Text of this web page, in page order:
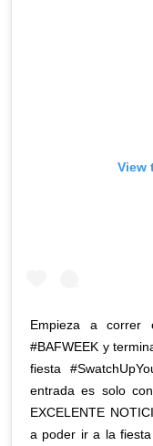
View
Empieza a correr
#BAFWEEK y
fiesta
entrada es solo
EXCELENTE
a poder ir a la